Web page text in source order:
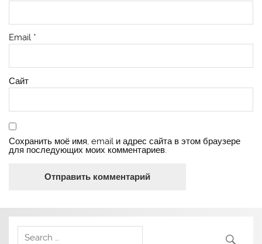
Email *
Сайт
Сохранить моё имя, email и адрес сайта в этом браузере
для последующих моих комментариев.